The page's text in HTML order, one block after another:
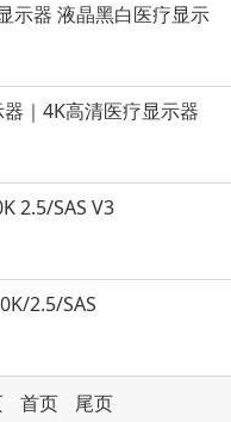
示器 液晶黑白医疗显示
｜4K高清医疗显示器
2.5/SAS V3
2.5/SAS
首页 尾页